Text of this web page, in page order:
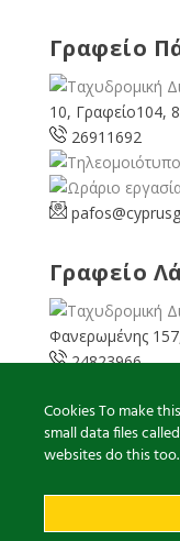
Γραφείο
10, Γραφείο104,
26911692
Γραφείο
Φανερωμένης
24823966
2026© Ολα τα
Cookies To make
small data files
websites do this too.